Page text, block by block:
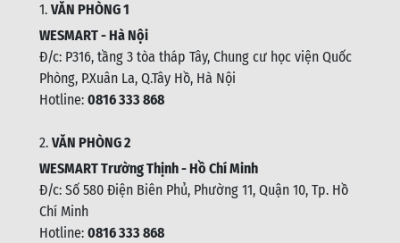
1. VĂN PHÒNG 1
WESMART - Hà Nội
Đ/c: P316, tầng 3 tòa tháp Tây, Chung cư học viện Quốc
Phòng, P.Xuân La, Q.Tây Hồ, Hà Nội
Hotline: 0816 333 868
2. VĂN PHÒNG 2
WESMART Trường Thịnh - Hồ Chí Minh
Đ/c: Số 580 Điện Biên Phủ, Phường 11, Quận 10, Tp. Hồ
Chí Minh
Hotline: 0816 333 868